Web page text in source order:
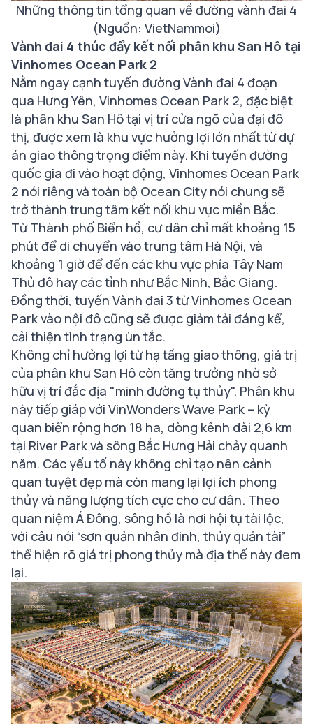
Những thông tin tổng quan về đường vành đai 4
(Nguồn: VietNammoi)
Vành đai 4 thúc đẩy kết nối phân khu San Hô tại
Vinhomes Ocean Park 2
Nằm ngay cạnh tuyến đường Vành đai 4 đoạn
qua Hưng Yên, Vinhomes Ocean Park 2, đặc biệt
là phân khu San Hô tại vị trí cửa ngõ của đại đô
thị, được xem là khu vực hưởng lợi lớn nhất từ dự
án giao thông trọng điểm này. Khi tuyến đường
quốc gia đi vào hoạt động, Vinhomes Ocean Park
2 nói riêng và toàn bộ Ocean City nói chung sẽ
trở thành trung tâm kết nối khu vực miền Bắc.
Từ Thành phố Biển hồ, cư dân chỉ mất khoảng 15
phút để di chuyển vào trung tâm Hà Nội, và
khoảng 1 giờ để đến các khu vực phía Tây Nam
Thủ đô hay các tỉnh như Bắc Ninh, Bắc Giang.
Đồng thời, tuyến Vành đai 3 từ Vinhomes Ocean
Park vào nội đô cũng sẽ được giảm tải đáng kể,
cải thiện tình trạng ùn tắc.
Không chỉ hưởng lợi từ hạ tầng giao thông, giá trị
của phân khu San Hô còn tăng trưởng nhờ sở
hữu vị trí đắc địa "minh đường tụ thủy". Phân khu
này tiếp giáp với VinWonders Wave Park – kỳ
quan biển rộng hơn 18 ha, dòng kênh dài 2,6 km
tại River Park và sông Bắc Hưng Hải chảy quanh
năm. Các yếu tố này không chỉ tạo nên cảnh
quan tuyệt đẹp mà còn mang lại lợi ích phong
thủy và năng lượng tích cực cho cư dân. Theo
quan niệm Á Đông, sông hồ là nơi hội tụ tài lộc,
với câu nói “sơn quản nhân đinh, thủy quản tài”
thể hiện rõ giá trị phong thủy mà địa thế này đem
lại.